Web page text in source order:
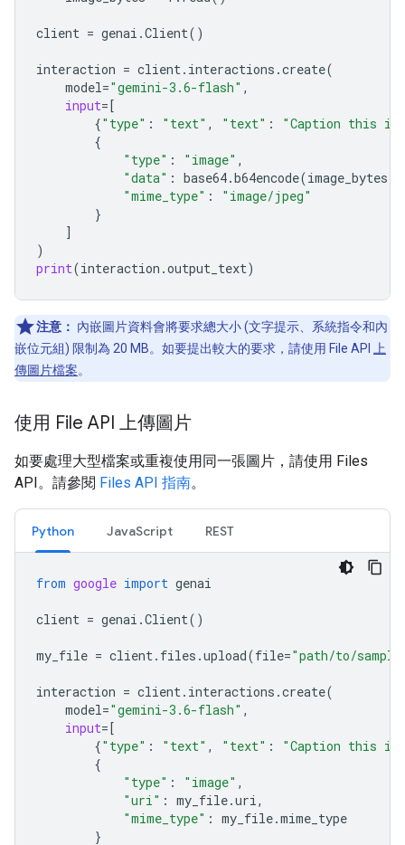
client = genai .Client()
interaction = client. interactions .create(
model="gemini-3.6-flash" ,
input=[
{"type" : "text" , "text" :
"Caption this
{
"type" : "image" ,
"data" : base64.b64encode(image_bytes
"mime_type" :
"image/jpeg"
}
]
)
print(interaction .output_text)
注意： 內嵌圖片資料會將要求總大小 (文字提示、系統指令和內
嵌位元組) 限制為 20 MB。如要提出較大的要求，請使用 File API
上
傳圖片檔案。
使用 File API 上傳圖片
如要處理大型檔案或重複使用同一張圖片，請使用 Files
API。請參閱 Files API 指南。
Python JavaScript REST
from google import genai
client = genai .Client()
my_file = client. files .upload(file="path/to/
interaction = client. interactions .create(
model="gemini-3.6-flash" ,
input=[
{"type" : "text" , "text" :
"Caption this
{
"type" : "image" ,
"uri" : my_file.uri,
"mime_type" : my_file.mime_type
}